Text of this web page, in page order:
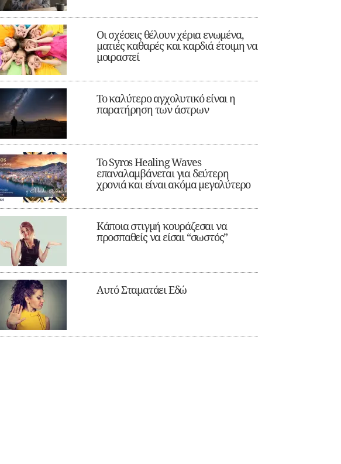
Οι σχέσεις θέλουν χέρια ενωμένα,
ματιές καθαρές και καρδιά έτοιμη να
μοιραστεί
Το καλύτερο αγχολυτικό είναι η
παρατήρηση των άστρων
Το Syros Healing Waves
επαναλαμβάνεται για δεύτερη
χρονιά και είναι ακόμα μεγαλύτερο
Κάποια στιγμή κουράζεσαι να
προσπαθείς να είσαι “σωστός”
Αυτό Σταματάει Εδώ